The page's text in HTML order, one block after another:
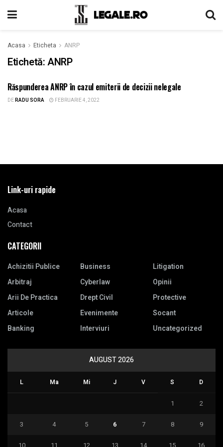
Acasa Eticheta ANRP
Etichetă:ANRP
ARII DE PRACTICA
Răspunderea ANRP în cazul emiterii de decizii nelegale
DERADU SORA FEBRUARIE 4, 2022
Link-uri rapide
Acasa
Contact
CATEGORII
Achizitii Publice
Arbitraj
Arii De Practica
Articole
Banking
Business
Cyberlaw
Drept Civil
Evenimente
Interviuri
Litigation
Opinii
Protective
Socant
Uncategorized
AUGUST 2026
L Ma Mi J V S D
1 2
3 4 5 6 7 8 9